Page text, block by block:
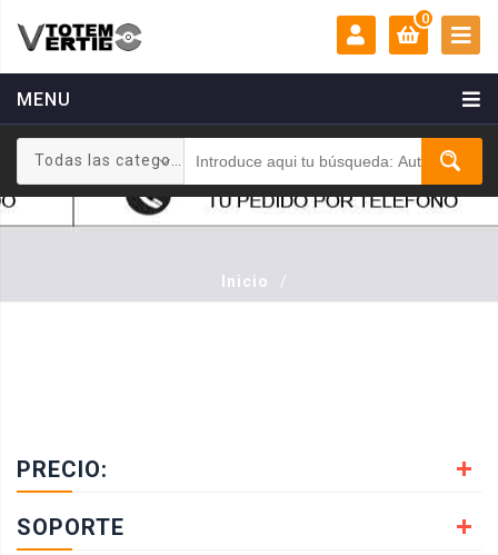
MENU
Todas las categorias
MI CUENTA:
Login
Registrarse
0
0 €
Inicio /
PRECIO:
SOPORTE